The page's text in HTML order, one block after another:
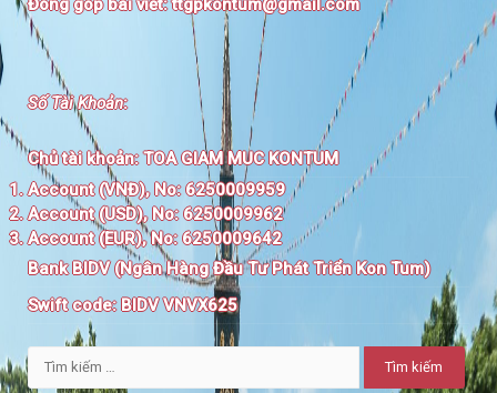
Đóng góp bài viết:ttgpkontum@gmail.com
Số Tài Khoản:
Chủ tài khoản:TOA GIAM MUC KONTUM
Account (VNĐ), No: 6250009959
Account (USD), No: 6250009962
Account (EUR), No: 6250009642
Bank BIDV (Ngân Hàng Đầu Tư Phát Triển Kon Tum)
Swift code:BIDV VNVX625
Tìm
kiếm